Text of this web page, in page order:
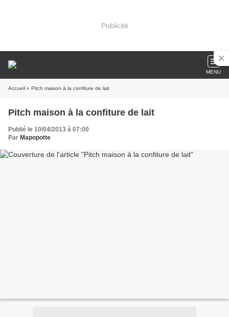
Publicité
MENU
Accueil » Pitch maison à la confiture de lait
Pitch maison à la confiture de lait
Publié le 10/04/2013 à 07:00
Par Mapopotte